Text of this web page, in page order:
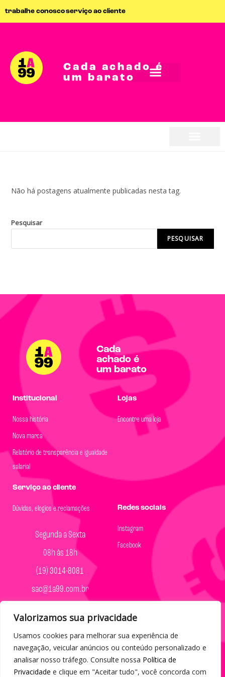
Valorizamos sua privacidade
Usamos cookies para melhorar sua experiência de
navegação, veicular anúncios ou conteúdo personalizado e
analisar nosso tráfego. Consulte nossa Política de
Privacidade e clique em "Aceitar tudo", você concorda com
trabalhe conoscoserviço ao cliente
Cada achado é
um barato
Não há postagens atualmente publicadas nesta tag.
Pesquisar
PESQUISAR
Cada
achado é
um barato
Institucional
Nossa história
Nova marca
Relatório de transparência e igualdade
salarial
Lojas
Encontre uma loja
Serviço ao cliente
Dúvidas, elogios e reclamações
Segunda a Sexta
08h às 18h
(19) 3014-8081
sac@1a99.com.br
Redes sociais
Instagram
Facebook
Formas de pagamento
Dinheiro e Pix